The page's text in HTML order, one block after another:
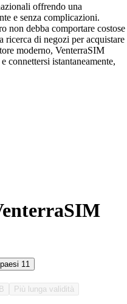
offrendo una
e senza complicazioni.
non debba comportare costose
di negozi per acquistare
moderno, VenterraSIM
connettersi istantaneamente,
11
Più lunga validità